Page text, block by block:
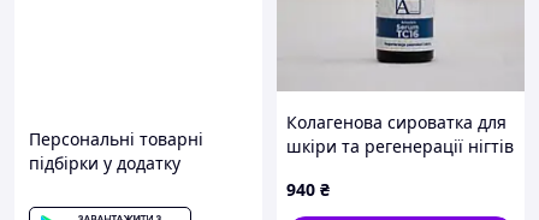
Персональні товарні
підбірки у додатку
Колагенова сироватка для
шкіри та регенерації нігтів
940 ₴